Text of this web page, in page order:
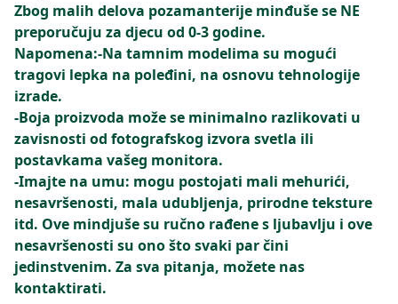
Zbog malih delova pozamanterije minđuše se NE
preporučuju za djecu od 0-3 godine.
Napomena:-Na tamnim modelima su mogući
tragovi lepka na poleđini, na osnovu tehnologije
izrade.
-Boja proizvoda može se minimalno razlikovati u
zavisnosti od fotografskog izvora svetla ili
postavkama vašeg monitora.
-Imajte na umu: mogu postojati mali mehurići,
nesavršenosti, mala udubljenja, prirodne teksture
itd. Ove mindjuše su ručno rađene s ljubavlju i ove
nesavršenosti su ono što svaki par čini
jedinstvenim. Za sva pitanja, možete nas
kontaktirati.